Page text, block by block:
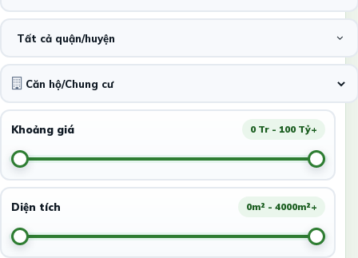
Tất cả quận/huyện
Khoảng giá 0 Tr - 100 Tỷ+
Diện tích 0m² - 4000m²+